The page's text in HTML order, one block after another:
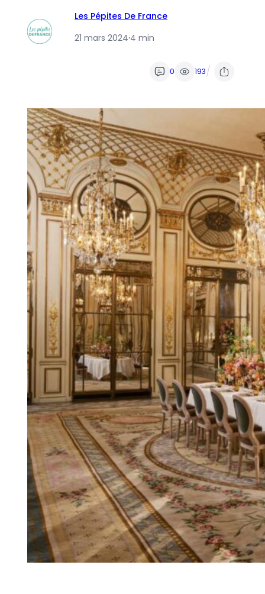
Les Pépites De France
21 mars 2024·4 min
0 193/